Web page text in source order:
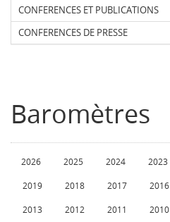
CONFERENCES ET PUBLICATIONS
CONFERENCES DE PRESSE
Baromètres
2026 2025 2024 2023
2019 2018 2017 2016
2013 2012 2011 2010